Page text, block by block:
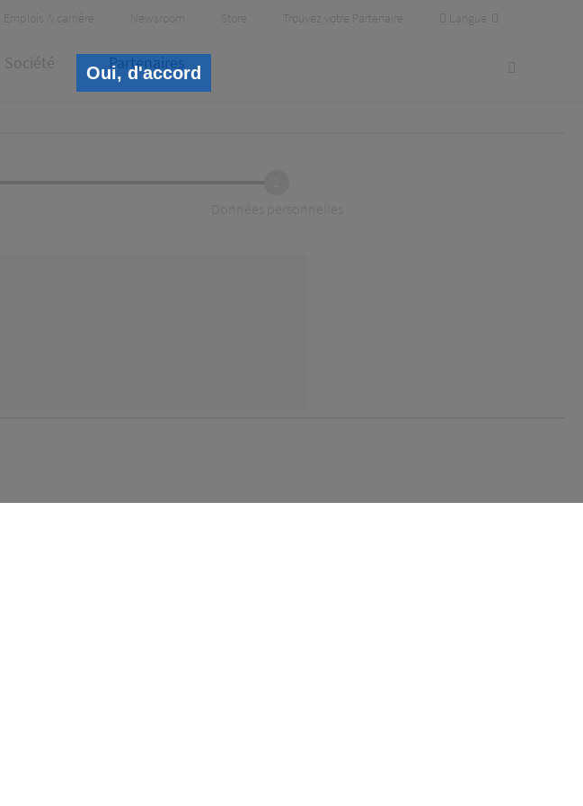
Oui, d'accord
Emplois & carrière Newsroom Store Trouvez votre Partenaire Langue
Société Partenaires